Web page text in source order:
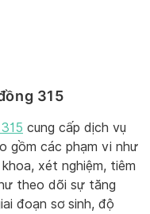
315
cung cấp dịch vụ
gồm các phạm vi như
xét nghiệm, tiêm
theo dõi sự tăng
đoạn sơ sinh, độ